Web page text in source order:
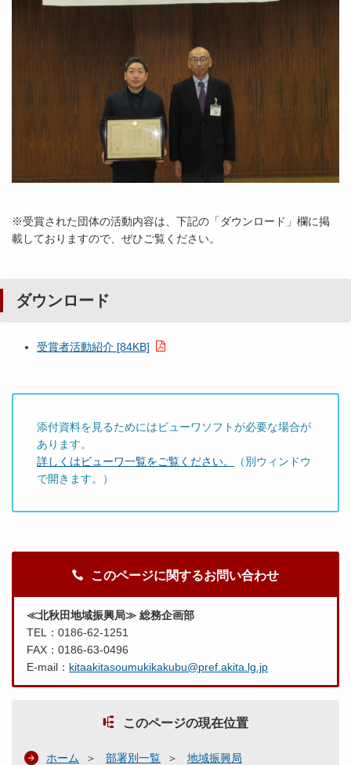
※受賞された団体の活動内容は、下記の「ダウンロード」欄に掲
載しておりますので、ぜひご覧ください。
ダウンロード
受賞者活動紹介 [84KB]
添付資料を見るためにはビューワソフトが必要な場合が
あります。
詳しくはビューワ一覧をご覧ください。
（別ウィンドウ
で開きます。）
このページに関するお問い合わせ
≪北秋田地域振興局≫ 総務企画部
TEL：0186-62-1251
FAX：0186-63-0496
E-mail： kitaakitasoumukikakubu@pref.akita.lg.jp
このページの現在位置
ホーム 部署別一覧
地域振興局